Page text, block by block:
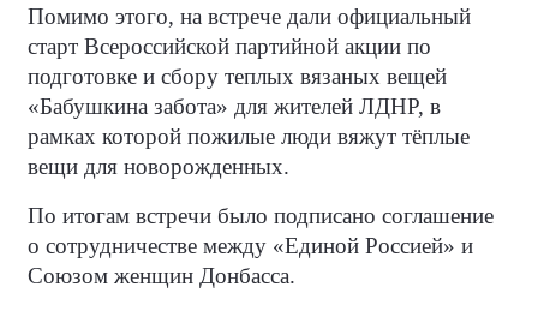
Помимо этого, на встрече дали официальный
старт Всероссийской партийной акции по
подготовке и сбору теплых вязаных вещей
«Бабушкина забота» для жителей ЛДНР, в
рамках которой пожилые люди вяжут тёплые
вещи для новорожденных.
По итогам встречи было подписано соглашение
о сотрудничестве между «Единой Россией» и
Союзом женщин Донбасса.